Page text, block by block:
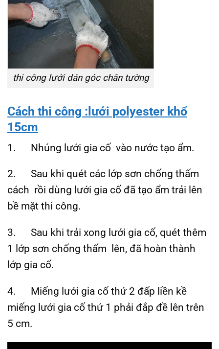
thi công lưới dán góc chân tường
Cách thi công :lưới polyester khổ
15cm
1. Nhúng lưới gia cố vào nước tạo ẩm.
2. Sau khi quét các lớp sơn chống thấm
cách rồi dùng lưới gia cố đã tạo ẩm trải lên
bề mặt thi công.
3. Sau khi trải xong lưới gia cố, quét thêm
1 lớp sơn chống thấm lên, đã hoàn thành
lớp gia cố.
4. Miếng lưới gia cố thứ 2 đấp liền kề
miếng lưới gia cố thứ 1 phải đắp đề lên trên
5 cm.